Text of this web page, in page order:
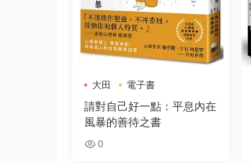
大田 電子書
請對自己好一點：平息內在
風暴的善待之書
0